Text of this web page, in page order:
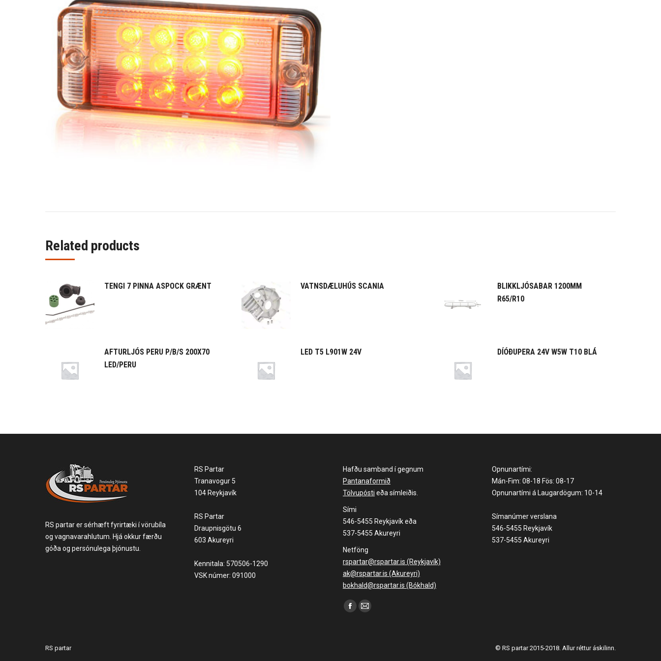
Related products
TENGI 7 PINNA ASPOCK GRÆNT VATNSDÆLUHÚS SCANIA
BLIKKLJÓSABAR 1200MM
R65/R10
AFTURLJÓS PERU P/B/S 200X70
LED/PERU
LED T5 L901W 24V DÍÓÐUPERA 24V W5W T10 BLÁ
RS partar er sérhæft fyrirtæki í vörubíla
og vagnavarahlutum. Hjá okkur færðu
góða og persónulega þjónustu.
RS Partar
Tranavogur 5
104 Reykjavík
RS Partar
Draupnisgötu 6
603 Akureyri
Kennitala: 570506-1290
VSK númer: 091000
Hafðu samband í gegnum
Pantanaformið
Tölvupósti eða símleiðis.
Sími
546-5455 Reykjavík eða
537-5455 Akureyri
Netföng
rspartar@rspartar.is (Reykjavík)
ak@rspartar.is (Akureyri)
bokhald@rspartar.is (Bókhald)
Find us on:
Facebook
Mail
Opnunartími:
Mán-Fim: 08-18 Fös: 08-17
Opnunartími á Laugardögum: 10-14
Símanúmer verslana
546-5455 Reykjavík
537-5455 Akureyri
RS partar © RS partar 2015-2018. Allur réttur áskilinn.